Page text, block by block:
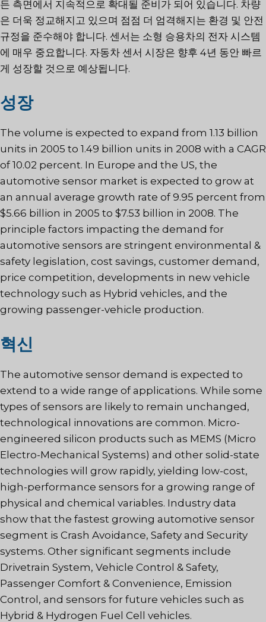
든 측면에서 지속적으로 확대될 준비가 되어 있습니다. 차량
은 더욱 정교해지고 있으며 점점 더 엄격해지는 환경 및 안전
규정을 준수해야 합니다. 센서는 소형 승용차의 전자 시스템
에 매우 중요합니다. 자동차 센서 시장은 향후 4년 동안 빠르
게 성장할 것으로 예상됩니다.
성장
The volume is expected to expand from 1.13 billion
units in 2005 to 1.49 billion units in 2008 with a CAGR
of 10.02 percent. In Europe and the US, the
automotive sensor market is expected to grow at
an annual average growth rate of 9.95 percent from
$5.66 billion in 2005 to $7.53 billion in 2008. The
principle factors impacting the demand for
automotive sensors are stringent environmental &
safety legislation, cost savings, customer demand,
price competition, developments in new vehicle
technology such as Hybrid vehicles, and the
growing passenger-vehicle production.
혁신
The automotive sensor demand is expected to
extend to a wide range of applications. While some
types of sensors are likely to remain unchanged,
technological innovations are common. Micro-
engineered silicon products such as MEMS (Micro
Electro-Mechanical Systems) and other solid-state
technologies will grow rapidly, yielding low-cost,
high-performance sensors for a growing range of
physical and chemical variables. Industry data
show that the fastest growing automotive sensor
segment is Crash Avoidance, Safety and Security
systems. Other significant segments include
Drivetrain System, Vehicle Control & Safety,
Passenger Comfort & Convenience, Emission
Control, and sensors for future vehicles such as
Hybrid & Hydrogen Fuel Cell vehicles.